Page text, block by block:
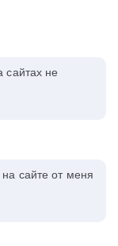
сайтах не
сайте от меня